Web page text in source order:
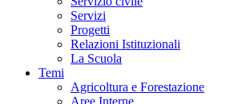
Servizi
Progetti
Relazioni Istituzionali
La Scuola
Temi
Agricoltura e Forestazione
Aree Interne